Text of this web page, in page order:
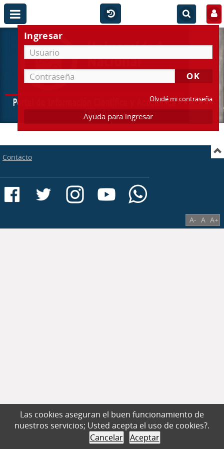
Ingresar
Olvidé mi contraseña
Ayuda para ingresar
Contacto
A- A A+
Las cookies aseguran el buen funcionamiento de
nuestros servicios; Usted acepta el uso de cookies?.
Cancelar
Aceptar